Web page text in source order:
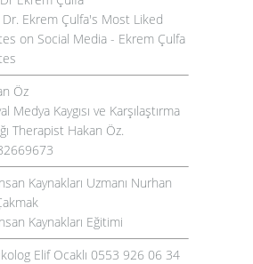
Dr. Ekrem Çulfa's Most Liked
on Social Media - Ekrem Çulfa
Öz
Medya Kaygısı ve Karşılaştırma
Therapist Hakan Öz.
Kaynakları Uzmanı Nurhan
Kaynakları Eğitimi
Elif Ocaklı 0553 926 06 34